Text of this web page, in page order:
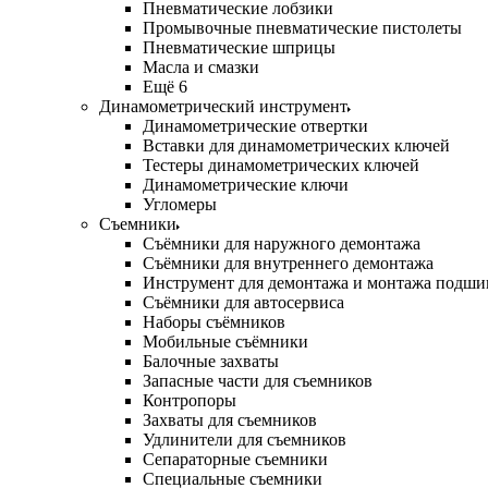
Пневматические лобзики
Промывочные пневматические пистолеты
Пневматические шприцы
Масла и смазки
Ещё 6
Динамометрический инструмент
Динамометрические отвертки
Вставки для динамометрических ключей
Тестеры динамометрических ключей
Динамометрические ключи
Угломеры
Съемники
Съёмники для наружного демонтажа
Съёмники для внутреннего демонтажа
Инструмент для демонтажа и монтажа
Съёмники для автосервиса
Наборы съёмников
Мобильные съёмники
Балочные захваты
Запасные части для съемников
Контропоры
Захваты для съемников
Удлинители для съемников
Сепараторные съемники
Специальные съемники